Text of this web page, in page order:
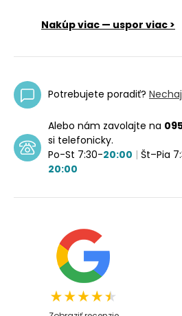
Nakúp viac — uspor viac >
Potrebujete poradiť?
Alebo nám zavolajte na
si telefonicky.
Po-St 7:30-20:00 | Št–Pia
20:00